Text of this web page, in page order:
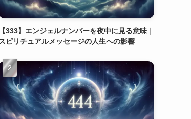
【333】エンジェルナンバーを夜中に見る意味｜
スピリチュアルメッセージの人生への影響